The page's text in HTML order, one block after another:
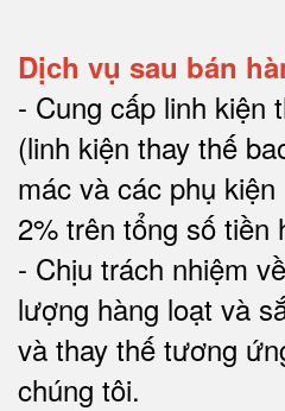
Dịch vụ sau bán
- Cung cấp linh kiện
(linh kiện thay thế
mác và các phụ
2% trên tổng số tiền
- Chịu trách nhiệm
lượng hàng loạt và
và thay thế tương
chúng tôi.